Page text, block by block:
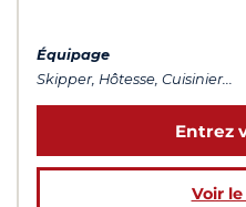
Équipage
Skipper, Hôtesse, Cuisinier...
Entrez
Voir